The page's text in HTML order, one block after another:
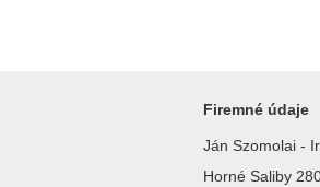
Firemné údaje
Ján Szomolai -
Horné Saliby